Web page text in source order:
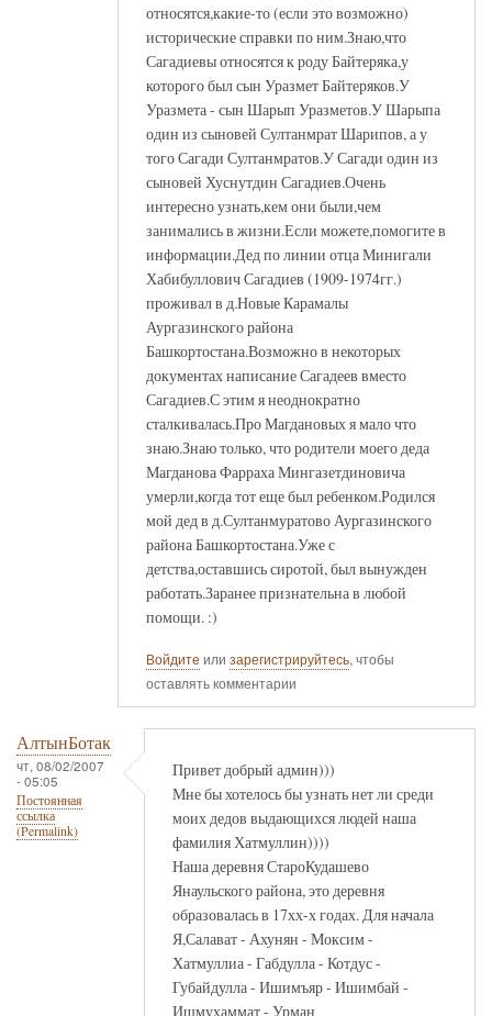
относятся,какие-то (если это возможно)
исторические справки по ним.Знаю,что
Сагадиевы относятся к роду Байтеряка,у
которого был сын Уразмет Байтеряков.У
Уразмета - сын Шарып Уразметов.У Шарыпа
один из сыновей Султанмрат Шарипов, а у
того Сагади Султанмратов.У Сагади один из
сыновей Хуснутдин Сагадиев.Очень
интересно узнать,кем они были,чем
занимались в жизни.Если можете,помогите в
информации.Дед по линии отца Минигали
Хабибуллович Сагадиев (1909-1974гг.)
проживал в д.Новые Карамалы
Аургазинского района
Башкортостана.Возможно в некоторых
документах написание Сагадеев вместо
Сагадиев.С этим я неоднократно
сталкивалась.Про Магдановых я мало что
знаю.Знаю только, что родители моего деда
Магданова Фарраха Мингазетдиновича
умерли,когда тот еще был ребенком.Родился
мой дед в д.Султанмуратово Аургазинского
района Башкортостана.Уже с
детства,оставшись сиротой, был вынужден
работать.Заранее признательна в любой
помощи. :)
Войдите или зарегистрируйтесь, чтобы
оставлять комментарии
АлтынБотак
чт, 08/02/2007
- 05:05
Постоянная
ссылка
(Permalink)
Привет добрый админ)))
Мне бы хотелось бы узнать нет ли среди
моих дедов выдающихся людей наша
фамилия Хатмуллин))))
Наша деревня СтароКудашево
Янаульского района, это деревня
образовалась в 17хх-х годах. Для начала
Я,Салават - Ахунян - Моксим -
Хатмуллиа - Габдулла - Котдус -
Губайдулла - Ишимъяр - Ишимбай -
Ишмухаммат - Урман